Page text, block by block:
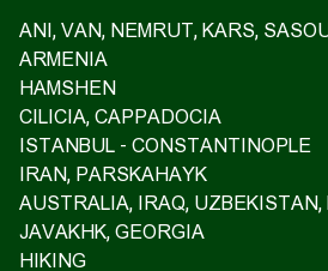
ANI, VAN, NEMRUT, KARS,
ARMENIA
HAMSHEN
CILICIA, CAPPADOCIA
ISTANBUL - CONSTANTINOPLE
IRAN, PARSKAHAYK
AUSTRALIA, IRAQ, UZBEKISTAN,
JAVAKHK, GEORGIA
HIKING